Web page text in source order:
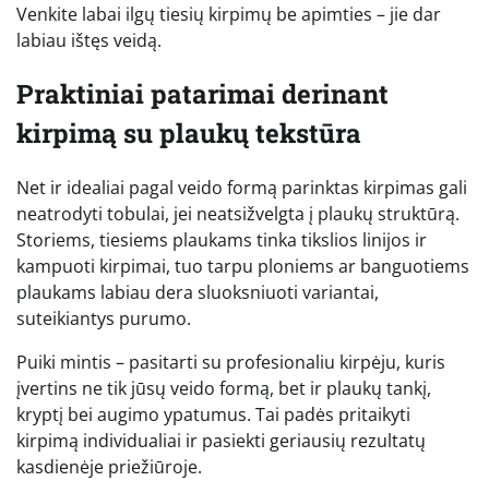
Venkite labai ilgų tiesių kirpimų be apimties – jie dar
labiau ištęs veidą.
Praktiniai patarimai derinant
kirpimą su plaukų tekstūra
Net ir idealiai pagal veido formą parinktas kirpimas gali
neatrodyti tobulai, jei neatsižvelgta į plaukų struktūrą.
Storiems, tiesiems plaukams tinka tikslios linijos ir
kampuoti kirpimai, tuo tarpu ploniems ar banguotiems
plaukams labiau dera sluoksniuoti variantai,
suteikiantys purumo.
Puiki mintis – pasitarti su profesionaliu kirpėju, kuris
įvertins ne tik jūsų veido formą, bet ir plaukų tankį,
kryptį bei augimo ypatumus. Tai padės pritaikyti
kirpimą individualiai ir pasiekti geriausių rezultatų
kasdienėje priežiūroje.